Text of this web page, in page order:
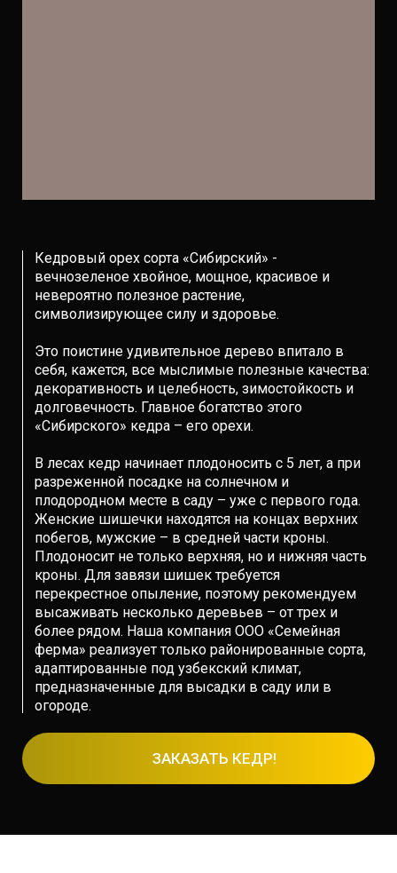
Кедровый орех сорта «Сибирский» -
вечнозеленое хвойное, мощное, красивое и
невероятно полезное растение,
символизирующее силу и здоровье.
Это поистине удивительное дерево впитало в
себя, кажется, все мыслимые полезные качества:
декоративность и целебность, зимостойкость и
долговечность. Главное богатство этого
«Сибирского» кедра – его орехи.
В лесах кедр начинает плодоносить с 5 лет, а при
разреженной посадке на солнечном и
плодородном месте в саду – уже с первого года.
Женские шишечки находятся на концах верхних
побегов, мужские – в средней части кроны.
Плодоносит не только верхняя, но и нижняя часть
кроны. Для завязи шишек требуется
перекрестное опыление, поэтому рекомендуем
высаживать несколько деревьев – от трех и
более рядом. Наша компания ООО «Семейная
ферма» реализует только районированные сорта,
адаптированные под узбекский климат,
предназначенные для высадки в саду или в
огороде.
ЗАКАЗАТЬ КЕДР!